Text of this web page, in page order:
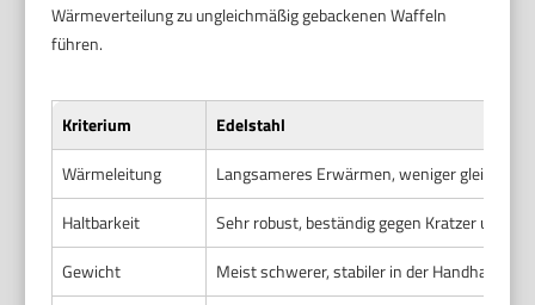
Wärmeverteilung zu ungleichmäßig gebackenen Waffeln
führen.
Kriterium
Edelstahl
Wärmeleitung
Langsameres Erwärmen, weniger
Haltbarkeit
Sehr robust, beständig gegen Kratzer und
Gewicht
Meist schwerer, stabiler in der Handhabung